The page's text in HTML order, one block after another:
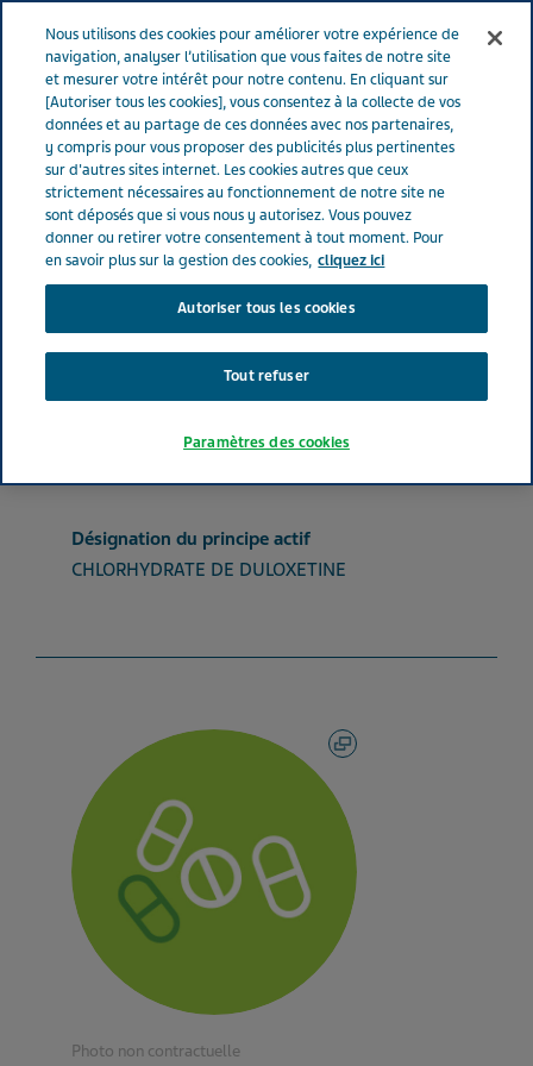
Menu
France Nos Produits DULOXETINE TEVA® 30 mg (bte de 28)
DULOXETINE TEVA® 30 mg
(bte de 28)
PSYCHOANALEPTIQUES CHLORHYDRATE DE DULOXETINE
Forme pharmaceutique
Désignation du principe actif
CHLORHYDRATE DE DULOXETINE
Photo non contractuelle
Nous utilisons des cookies pour améliorer votre expérience de
navigation, analyser l’utilisation que vous faites de notre site
et mesurer votre intérêt pour notre contenu. En cliquant sur
[Autoriser tous les cookies], vous consentez à la collecte de vos
données et au partage de ces données avec nos partenaires,
y compris pour vous proposer des publicités plus pertinentes
sur d'autres sites internet. Les cookies autres que ceux
strictement nécessaires au fonctionnement de notre site ne
sont déposés que si vous nous y autorisez. Vous pouvez
donner ou retirer votre consentement à tout moment. Pour
en savoir plus sur la gestion des cookies, cliquez ici
Autoriser tous les cookies
Tout refuser
Paramètres des cookies